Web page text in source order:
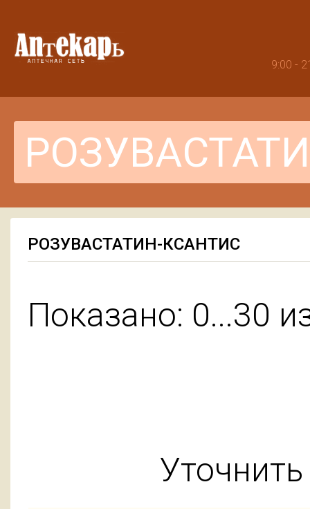
9:00 -
РОЗУВАСТАТИН-КСАНТИС
Показано: 0...30